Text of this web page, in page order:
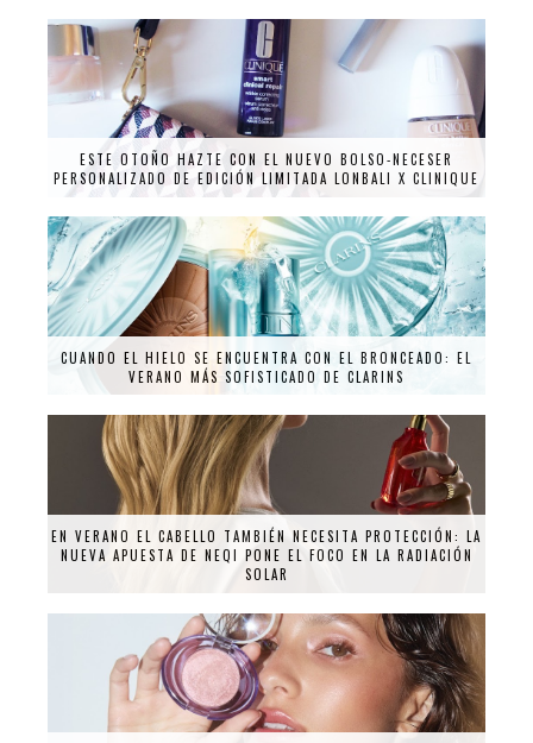
ESTE OTOÑO HAZTE CON EL NUEVO BOLSO-NECESER
PERSONALIZADO DE EDICIÓN LIMITADA LONBALI X CLINIQUE
CUANDO EL HIELO SE ENCUENTRA CON EL BRONCEADO: EL
VERANO MÁS SOFISTICADO DE CLARINS
EN VERANO EL CABELLO TAMBIÉN NECESITA PROTECCIÓN: LA
NUEVA APUESTA DE NEQI PONE EL FOCO EN LA RADIACIÓN
SOLAR